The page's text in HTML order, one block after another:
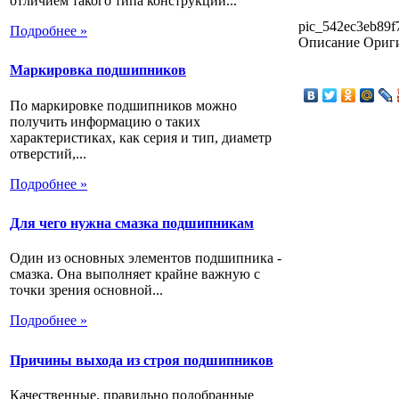
Подробнее »
Маркировка подшипников
По маркировке подшипников можно
получить информацию о таких
характеристиках, как серия и тип, диаметр
отверстий,...
Подробнее »
Для чего нужна смазка подшипникам
Один из основных элементов подшипника -
смазка. Она выполняет крайне важную с
точки зрения основной...
Подробнее »
Причины выхода из строя подшипников
Качественные, правильно подобранные
Описание